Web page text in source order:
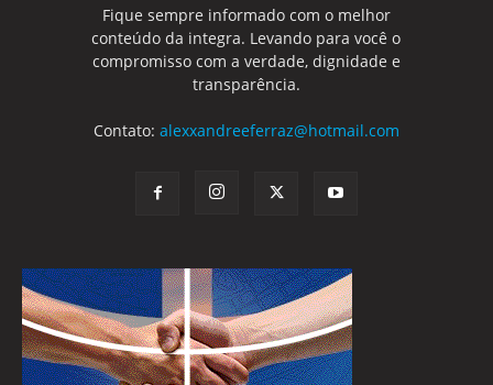
Fique sempre informado com o melhor
conteúdo da integra. Levando para você o
compromisso com a verdade, dignidade e
transparência.
Contato: alexxandreeferraz@hotmail.com